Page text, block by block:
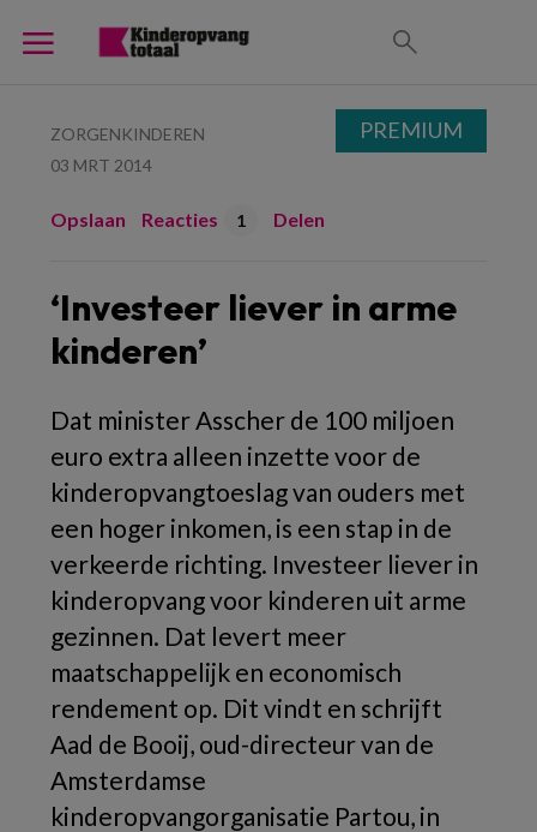
ZORGENKINDEREN
03 MRT 2014
Opslaan Reacties 1 Delen
‘Investeer liever in arme
kinderen’
Dat minister Asscher de 100 miljoen
euro extra alleen inzette voor de
kinderopvangtoeslag van ouders met
een hoger inkomen, is een stap in de
verkeerde richting. Investeer liever in
kinderopvang voor kinderen uit arme
gezinnen. Dat levert meer
maatschappelijk en economisch
rendement op. Dit vindt en schrijft
Aad de Booij, oud-directeur van de
Amsterdamse
kinderopvangorganisatie Partou, in
PREMIUM